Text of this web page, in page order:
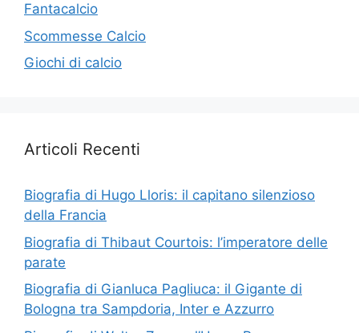
Fantacalcio
Scommesse Calcio
Giochi di calcio
Articoli Recenti
Biografia di Hugo Lloris: il capitano silenzioso
della Francia
Biografia di Thibaut Courtois: l’imperatore delle
parate
Biografia di Gianluca Pagliuca: il Gigante di
Bologna tra Sampdoria, Inter e Azzurro